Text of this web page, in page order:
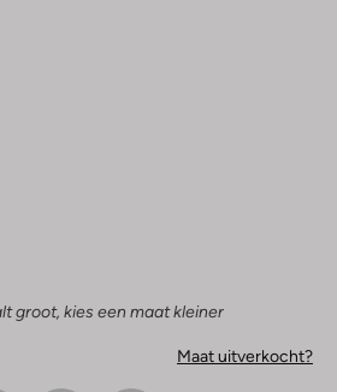
groot, kies een maat kleiner
Maat uitverkocht?